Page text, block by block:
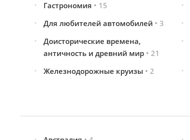
Гастрономия • 15
Для любителей автомобилей • 3
Доисторические времена,
античность и древний мир • 21
Железнодорожные круизы • 2